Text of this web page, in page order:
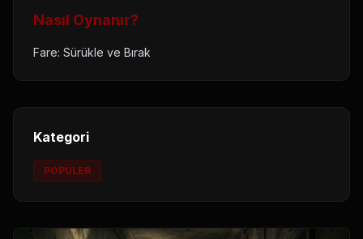
Nasıl Oynanır?
Fare: Sürükle ve Bırak
Kategori
POPÜLER